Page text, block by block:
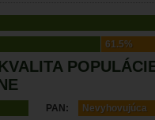
61.5%
PAN: Nevyhovujúca